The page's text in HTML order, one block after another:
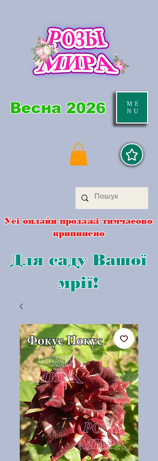
ME
NU
Весна 2026
Усі онлайн продажі тимчасово
припинено
Для саду Вашої
мрії!